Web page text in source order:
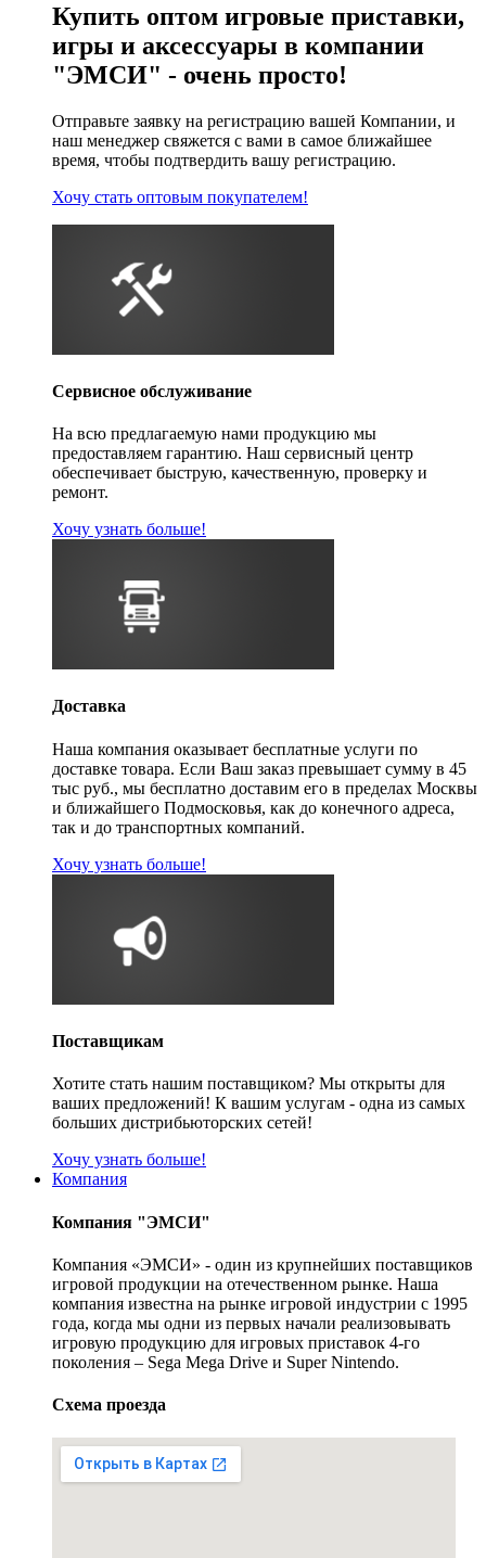
Купить оптом игровые приставки,
игры и аксессуары в компании
"ЭМСИ" - очень просто!
Отправьте заявку на регистрацию вашей Компании, и
наш менеджер свяжется с вами в самое ближайшее
время, чтобы подтвердить вашу регистрацию.
Хочу стать оптовым покупателем!
Сервисное обслуживание
На всю предлагаемую нами продукцию мы
предоставляем гарантию. Наш сервисный центр
обеспечивает быструю, качественную, проверку и
ремонт.
Хочу узнать больше!
Доставка
Наша компания оказывает бесплатные услуги по
доставке товара. Если Ваш заказ превышает сумму в 45
тыс руб., мы бесплатно доставим его в пределах Москвы
и ближайшего Подмосковья, как до конечного адреса,
так и до транспортных компаний.
Хочу узнать больше!
Поставщикам
Хотите стать нашим поставщиком? Мы открыты для
ваших предложений! К вашим услугам - одна из самых
больших дистрибьюторских сетей!
Хочу узнать больше!
Компания
Компания "ЭМСИ"
Компания «ЭМСИ» - один из крупнейших поставщиков
игровой продукции на отечественном рынке. Наша
компания известна на рынке игровой индустрии с 1995
года, когда мы одни из первых начали реализовывать
игровую продукцию для игровых приставок 4-го
поколения – Sega Mega Drive и Super Nintendo.
Схема проезда